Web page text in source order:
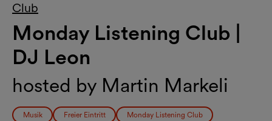
Club
Monday Listening Club |
DJ Leon
hosted by Martin Markeli
Musik Freier Eintritt Monday Listening Club